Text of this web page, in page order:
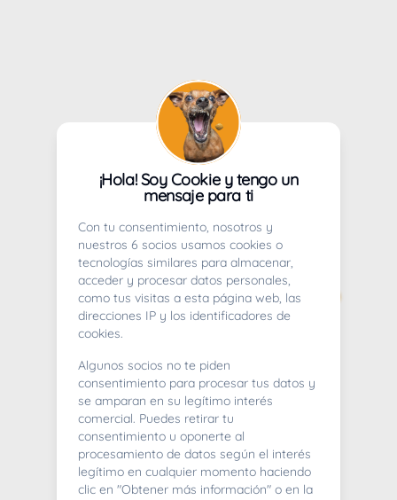
404
¡Hola! Soy Cookie y tengo un
mensaje para ti
Con tu consentimiento, nosotros y
nuestros 6 socios usamos cookies o
tecnologías similares para almacenar,
acceder y procesar datos personales,
como tus visitas a esta página web, las
direcciones IP y los identificadores de
cookies.
Algunos socios no te piden
consentimiento para procesar tus datos y
se amparan en su legítimo interés
comercial. Puedes retirar tu
consentimiento u oponerte al
procesamiento de datos según el interés
legítimo en cualquier momento haciendo
clic en "Obtener más información" o en la